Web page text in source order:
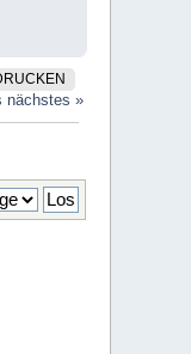
nächstes »